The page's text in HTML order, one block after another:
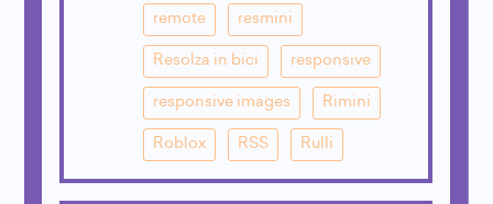
remote resmini
Resolza in bici responsive
responsive images Rimini
Roblox RSS Rulli